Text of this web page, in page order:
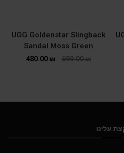
UGG Goldenstar Slingback
Sandal Moss Green
599.00₪
480.00 ₪
עלינו